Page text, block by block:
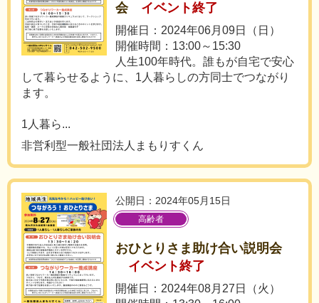
会
イベント終了
開催日：2024年06月09日（日）
開催時間：13:00～15:30
人生100年時代。誰もが自宅で安心
して暮らせるように、1人暮らしの方同士でつながり
ます。
1人暮ら...
非営利型一般社団法人まもりすくん
公開日：2024年05月15日
高齢者
おひとりさま助け合い説明会
イベント終了
開催日：2024年08月27日（火）